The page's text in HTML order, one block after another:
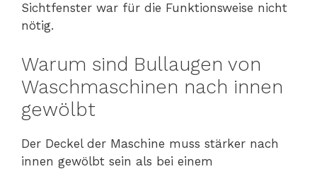
Sichtfenster war für die Funktionsweise nicht
nötig.
Warum sind Bullaugen von
Waschmaschinen nach innen
gewölbt
Der Deckel der Maschine muss stärker nach
innen gewölbt sein als bei einem